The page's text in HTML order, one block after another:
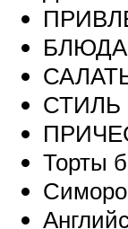
СТИЛЬ
Торты